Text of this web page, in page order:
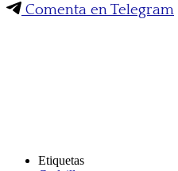
Comenta en Telegram
Etiquetas